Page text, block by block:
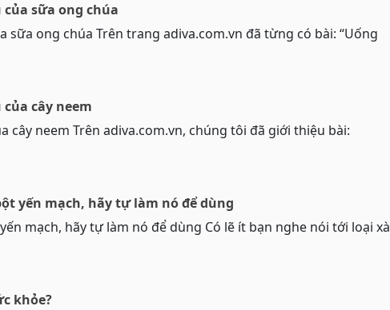
sữa ong chúa
ong chúa Trên trang adiva.com.vn đã từng có bài: “Uống
cây neem
cây neem Trên adiva.com.vn, chúng tôi đã giới thiệu bài:
yến mạch, hãy tự làm nó để dùng
mạch, hãy tự làm nó để dùng Có lẽ ít bạn nghe nói tới loại xà
khỏe?